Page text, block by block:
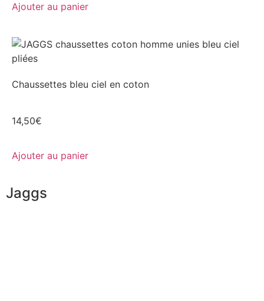
Ajouter au panier
Chaussettes bleu ciel en coton
14,50€
Ajouter au panier
Jaggs